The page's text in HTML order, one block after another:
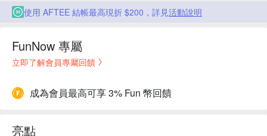
使用 AFTEE 結帳最高現折 $200，詳見活動說明
FunNow 專屬
立即了解會員專屬回饋
成為會員最高可享 3% Fun 幣回饋
亮點